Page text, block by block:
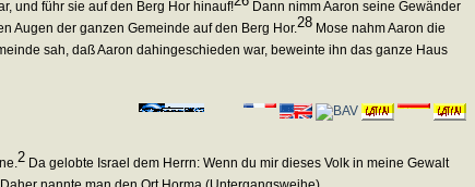
und führ sie auf den Berg Hor hinauf!
Dann nimm Aaron seine Gewänder
Augen der ganzen Gemeinde auf den Berg Hor.28 Mose nahm Aaron die
sah, daß Aaron dahingeschieden war, beweinte ihn das ganze Haus
2 Da gelobte Israel dem Herrn: Wenn du mir dieses Volk in meine Gewalt